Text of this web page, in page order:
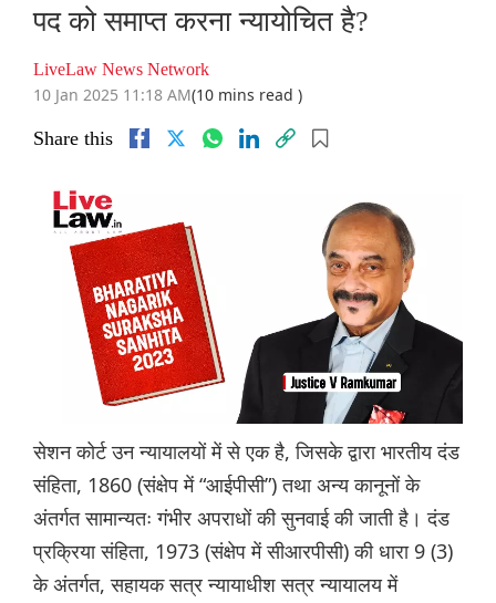
पद को समाप्त करना न्यायोचित है?
LiveLaw News Network
10 Jan 2025 11:18 AM(10 mins read )
Share this
सेशन कोर्ट उन न्यायालयों में से एक है, जिसके द्वारा भारतीय दंड
संहिता, 1860 (संक्षेप में “आईपीसी”) तथा अन्य कानूनों के
अंतर्गत सामान्यतः गंभीर अपराधों की सुनवाई की जाती है। दंड
प्रक्रिया संहिता, 1973 (संक्षेप में सीआरपीसी) की धारा 9 (3)
के अंतर्गत, सहायक सत्र न्यायाधीश सत्र न्यायालय में